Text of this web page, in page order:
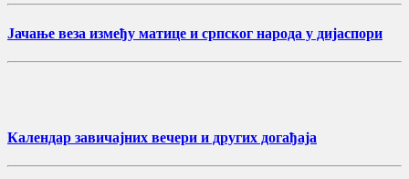
Јачање веза између матице и српског народа у дијаспори
Календар завичајних вечери и других догађаја